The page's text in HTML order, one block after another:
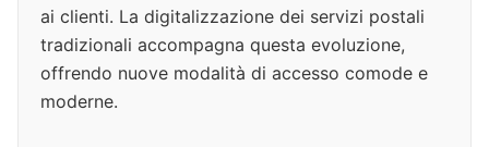
ai clienti. La digitalizzazione dei servizi postali
tradizionali accompagna questa evoluzione,
offrendo nuove modalità di accesso comode e
moderne.